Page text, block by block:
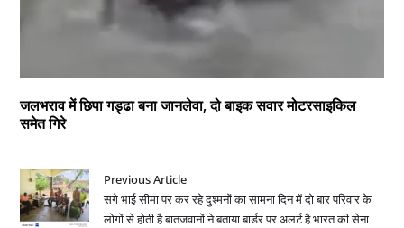
जलभराव में छिपा गड्ढा बना जानलेवा, दो बाइक सवार मोटरसाइकिल
समेत गिरे
Previous Article
सगे भाई सीमा पर कर रहे दुश्मनों का सामना दिन में दो बार परिवार के
लोगों से होती है बातजवानों ने बताया बार्डर पर अलर्ट है भारत की सेना